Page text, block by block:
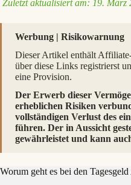
Zuletzt aktualisiert am: 19. März
Werbung | Risikowarnung
Dieser Artikel enthält
über diese Links registrierst
eine Provision.
Der Erwerb dieser
erheblichen Risiken
vollständigen Verlust des
führen. Der in Aussicht
gewährleistet und kann
Worum geht es bei den